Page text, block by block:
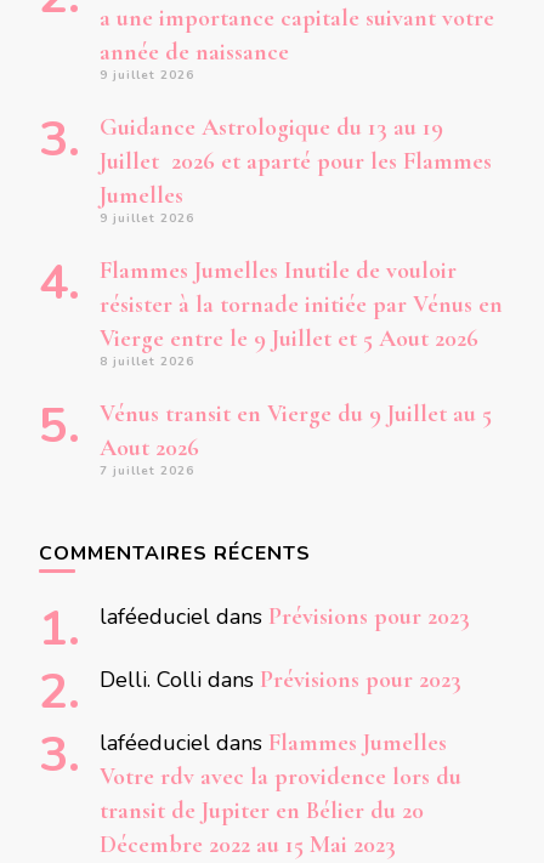
a une importance capitale suivant votre
année de naissance
9 juillet 2026
Guidance Astrologique du 13 au 19
Juillet 2026 et aparté pour les Flammes
Jumelles
9 juillet 2026
Flammes Jumelles Inutile de vouloir
résister à la tornade initiée par Vénus en
Vierge entre le 9 Juillet et 5 Aout 2026
8 juillet 2026
Vénus transit en Vierge du 9 Juillet au 5
Aout 2026
7 juillet 2026
COMMENTAIRES RÉCENTS
laféeduciel dans Prévisions pour 2023
Delli. Colli dans Prévisions pour 2023
laféeduciel dans Flammes Jumelles
Votre rdv avec la providence lors du
transit de Jupiter en Bélier du 20
Décembre 2022 au 15 Mai 2023